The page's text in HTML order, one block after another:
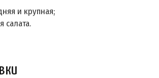
и крупная;
салата.